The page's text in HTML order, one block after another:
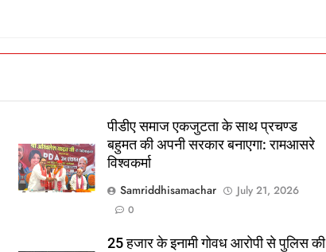
पीडीए समाज एकजुटता के साथ प्रचण्ड
बहुमत की अपनी सरकार बनाएगा: रामआसरे
विश्वकर्मा
Samriddhisamachar
July 21, 2026
0
25 हजार के इनामी गोवध आरोपी से पुलिस की